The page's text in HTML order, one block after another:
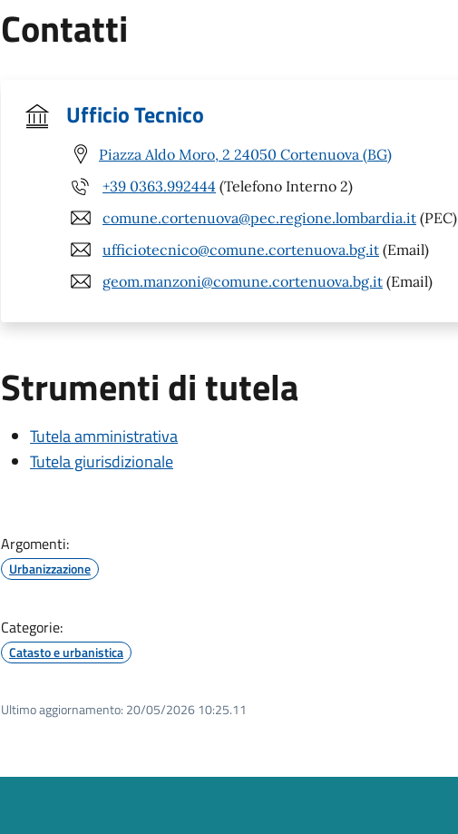
Contatti
Ufficio Tecnico
Piazza Aldo Moro, 2 24050 Cortenuova (BG)
+39 0363.992444 (Telefono Interno 2)
comune.cortenuova@pec.regione.lombardia.it (PEC)
ufficiotecnico@comune.cortenuova.bg.it (Email)
geom.manzoni@comune.cortenuova.bg.it (Email)
Strumenti di tutela
Tutela amministrativa
Tutela giurisdizionale
Argomenti:
Urbanizzazione
Categorie:
Catasto e urbanistica
Ultimo aggiornamento: 20/05/2026 10:25.11